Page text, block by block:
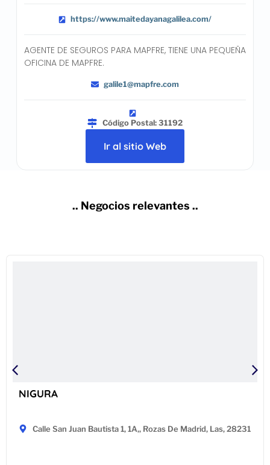
https://www.maitedayanagalilea.com/
AGENTE DE SEGUROS PARA MAPFRE, TIENE UNA PEQUEÑA
OFICINA DE MAPFRE.
galile1@mapfre.com
Código Postal: 31192
Ir al sitio Web
.. Negocios relevantes ..
NIGURA
Calle San Juan Bautista 1, 1A,, Rozas De Madrid, Las, 28231